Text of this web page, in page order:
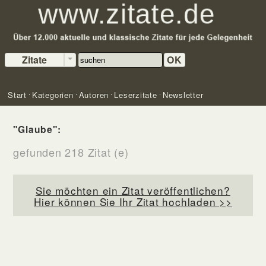
Zitate OK
Start Kategorien Autoren Leserzitate Newsletter
"Glaube":
gefunden 218 Zitat (e)
Sie möchten ein Zitat veröffentlichen?
Hier können Sie Ihr Zitat hochladen >>